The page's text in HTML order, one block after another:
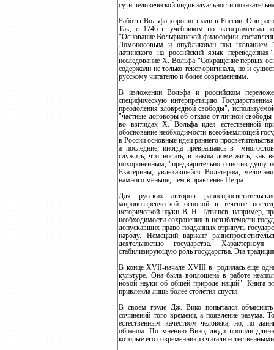
сути человеческой индивидуальности
Работы Вольфа хорошо знали в России. Они
Так, с 1746 г. учебником по
"Основание Вольфианской философии,
Ломоносовым и опубликован под названием
латинского на российский язык
исследование Х. Вольфа "Сокращение первых
содержали не только текст оригинала, но и
русскому читателю и более современным.
В изложении Вольфа и российском
специфическую интерпретацию.
преодоления зловредной свободы",
"частные договоры об отказе от личной
во взглядах Х. Вольфа идея естественной
обоснование необходимости всеобъемлющей
в России основные идеи раннего
а последние, иногда превращаясь в
служить, что носить, в каком доме жить, как
похороненным, "предварительно очистив душу
Екатерины, увлекавшейся Вольтером,
намного меньше, чем в правление Петра.
Для русских авторов
мировоззренческой основой в течение
исторической науки В. Н. Татищев, например,
необходимости сохранения в незыблемости
допускавших право подданных отринуть
народу. Немецкий вариант
деятельностью государства.
стабилизирующую роль государства. Эта
В конце ХVII-начале ХVIII в. родилась еще
культуре. Она была воплощена в работе
новой науки об общей природе наций". Книга
привлекла лишь более столетия спустя.
В своем труде Дж. Вико попытался
сочинений того времени, а появление разума.
естественным качеством человека, но, по
образом. По мнению Вико, люди прошли
которые его современники считали